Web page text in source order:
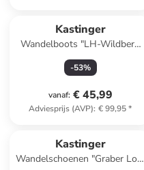
Kastinger
Wandelboots "LH-Wildberg
mid KTX'' bruin/zwart
-53%
vanaf: € 45,99
Adviesprijs (AVP): € 99,95*
Kastinger
Wandelschoenen "Graber Low